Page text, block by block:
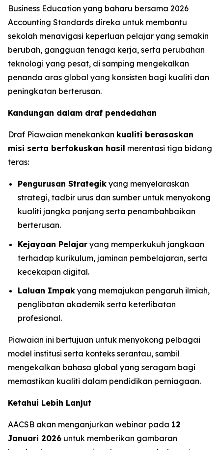
Business Education yang baharu bersama 2026
Accounting Standards direka untuk membantu
sekolah menavigasi keperluan pelajar yang semakin
berubah, gangguan tenaga kerja, serta perubahan
teknologi yang pesat, di samping mengekalkan
penanda aras global yang konsisten bagi kualiti dan
peningkatan berterusan.
Kandungan dalam draf pendedahan
Draf Piawaian menekankan kualiti berasaskan
misi serta berfokuskan hasil merentasi tiga bidang
teras:
Pengurusan Strategik yang menyelaraskan
strategi, tadbir urus dan sumber untuk menyokong
kualiti jangka panjang serta penambahbaikan
berterusan.
Kejayaan Pelajar yang memperkukuh jangkaan
terhadap kurikulum, jaminan pembelajaran, serta
kecekapan digital.
Laluan Impak yang memajukan pengaruh ilmiah,
penglibatan akademik serta keterlibatan
profesional.
Piawaian ini bertujuan untuk menyokong pelbagai
model institusi serta konteks serantau, sambil
mengekalkan bahasa global yang seragam bagi
memastikan kualiti dalam pendidikan perniagaan.
Ketahui Lebih Lanjut
AACSB akan menganjurkan webinar pada 12
Januari 2026 untuk memberikan gambaran